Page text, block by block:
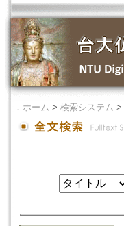
． ホーム > 検索システム >